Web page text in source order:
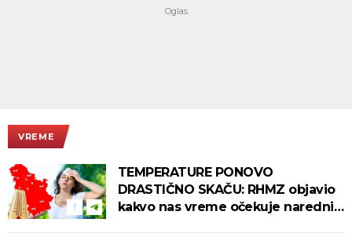
VREME
TEMPERATURE PONOVO
DRASTIČNO SKAČU: RHMZ objavio
kakvo nas vreme očekuje narednih